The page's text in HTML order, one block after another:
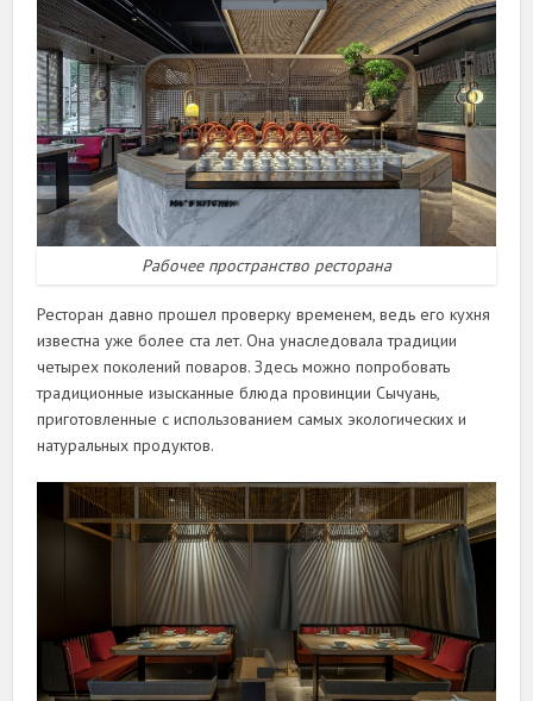
Рабочее пространство ресторана
Ресторан давно прошел проверку временем, ведь его кухня
известна уже более ста лет. Она унаследовала традиции
четырех поколений поваров. Здесь можно попробовать
традиционные изысканные блюда провинции Сычуань,
приготовленные с использованием самых экологических и
натуральных продуктов.